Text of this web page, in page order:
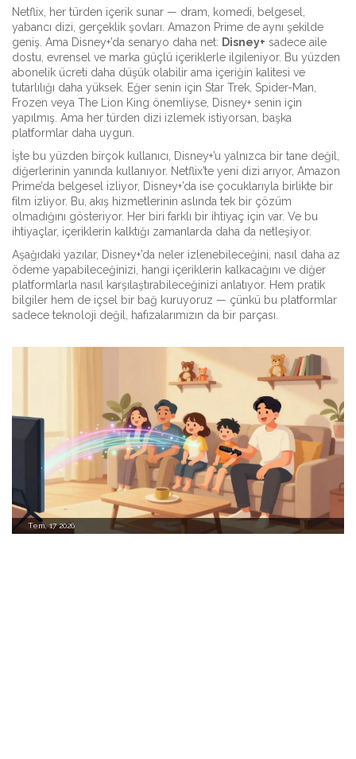
Netflix, her türden içerik sunar — dram, komedi, belgesel,
yabancı dizi, gerçeklik şovları. Amazon Prime de aynı şekilde
geniş. Ama Disney+’da senaryo daha net: Disney+ sadece aile
dostu, evrensel ve marka güçlü içeriklerle ilgileniyor. Bu yüzden
abonelik ücreti daha düşük olabilir ama içeriğin kalitesi ve
tutarlılığı daha yüksek. Eğer senin için Star Trek, Spider-Man,
Frozen veya The Lion King önemliyse, Disney+ senin için
yapılmış. Ama her türden dizi izlemek istiyorsan, başka
platformlar daha uygun.
İşte bu yüzden birçok kullanıcı, Disney+’u yalnızca bir tane değil,
diğerlerinin yanında kullanıyor. Netflix’te yeni dizi arıyor, Amazon
Prime’da belgesel izliyor, Disney+’da ise çocuklarıyla birlikte bir
film izliyor. Bu, akış hizmetlerinin aslında tek bir çözüm
olmadığını gösteriyor. Her biri farklı bir ihtiyaç için var. Ve bu
ihtiyaçlar, içeriklerin kalktığı zamanlarda daha da netleşiyor.
Aşağıdaki yazılar, Disney+’da neler izlenebileceğini, nasıl daha az
ödeme yapabileceğinizi, hangi içeriklerin kalkacağını ve diğer
platformlarla nasıl karşılaştırabileceğinizi anlatıyor. Hem pratik
bilgiler hem de içsel bir bağ kuruyoruz — çünkü bu platformlar
sadece teknoloji değil, hafızalarımızın da bir parçası.
Tem, 17 2026